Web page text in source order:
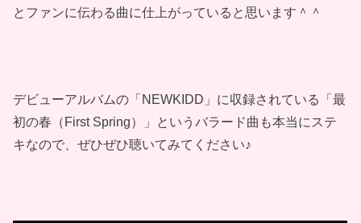
とファンに伝わる曲に仕上がっていると思います＾＾
デビューアルバムの「NEWKIDD」に収録されている「最
初の春（First Spring）」というバラード曲も本当にステ
キなので、ぜひぜひ聴いてみてください♪